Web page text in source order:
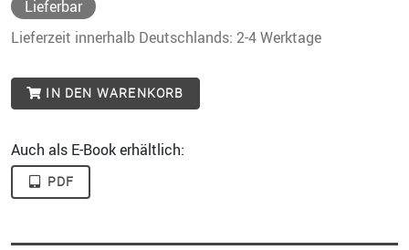
Lieferbar
Lieferzeit innerhalb Deutschlands: 2-4 Werktage
IN DEN WARENKORB
Auch als E-Book erhältlich:
PDF